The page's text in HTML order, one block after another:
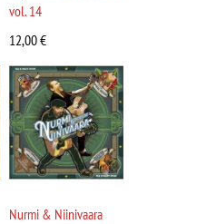
vol. 14
12,00€
Nurmi & Niinivaara